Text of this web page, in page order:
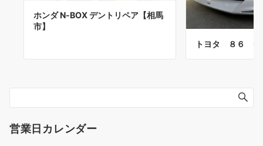
ホンダ N-BOX デントリペア【相馬
市】
トヨタ ８６ デ
営業日カレンダー